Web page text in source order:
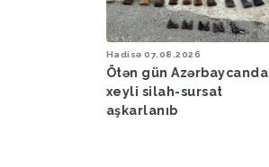
Hadisə 07.08.2026
Ötən gün Azərbaycanda
xeyli silah-sursat
aşkarlanıb